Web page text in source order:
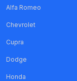
Alfa Romeo
Chevrolet
Cupra
Dodge
Honda